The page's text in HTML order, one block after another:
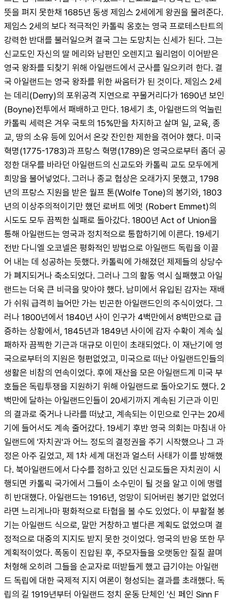
뜻을 펴지 못한채 1685년 동생 제임스 2세에게 왕권을 물려준다.
제임스 2세의 보다 적극적인 카톨릭 옹호는 영국 프로테스탄트의
강력한 반대를 불러일으켜 결국 그는 도망치는 신세가 된다. 그는
신교도인 자신의 딸 메리와 남편인 오렌지고 윌리엄이 이어받은
영국 왕좌를 되찾기 위해 아일랜드에서 군사를 일으키려 한다. 결
국 아일랜드는 영국 왕좌를 위한 싸움터가 된 것이다. 제임스 2세
는 데리(Derry)의 포위공격 지연으로 꾸물거리다가 1690년 보인
(Boyne)전투에서 패배하고 만다. 18세기 초, 아일랜드의 억눌린
카톨릭 세력은 겨우 국토의 15%만을 차지하고 살며 일, 교육, 종
교, 땅의 소유 등에 있어서 온갖 잔인한 제한을 겪어야 했다. 미국
혁명(1775-1783)과 프랑스 혁명(1789)은 영국으로부터 좀더 공
정한 대우를 바라던 아일랜드의 신교도와 카톨릭 교도 모두에게
희망을 불어넣었다. 그러나 종교 협상은 오래가지 못했고, 1798
년의 프랑스 지원을 받은 월프 톤(Wolfe Tone)의 봉기와, 1803
년의 이상주의적이기만 했던 로버트 에멋 (Robert Emmet)의
시도도 모두 끔찍한 실패로 돌아갔다. 1800년 Act of Union을
통해 아일랜드는 영국과 정치적으로 통합하기에 이른다. 19세기
전반 다니엘 오코넬은 평화적인 방법으로 아일랜드 독립을 이끌
어 내는 데 성공하는 듯했다. 카톨릭에 가해졌던 제제들의 상당수
가 폐지되거나 축소되었다. 그러나 그의 활동 역시 실패했고 아일
랜드는 더욱 큰 비극을 맞아야 했다. 남미에서 유입된 감자는 재배
가 쉬워 급격히 늘어만 가는 빈곤한 아일랜드인의 주식이었다. 그
러나 1800년에서 1840년 사이 인구가 4백만에서 8백만으로 급
증하는 상황에서, 1845년과 1849년 사이에 감자 수확이 계속 실
패하자 끔찍한 기근과 대규모 이민이 초래되었다. 이 재난기에 영
국으로부터의 지원은 형편없었고, 미국으로 떠난 아일랜드인들의
생활은 비참의 연속이었다. 후에 재산을 모은 아일랜드계 미국 부
호들은 독립투쟁을 지원하기 위해 아일랜드로 돌아오기도 했다. 2
백만에 달하는 아일랜드인들이 20세기까지 계속된 기근과 이민
의 결과로 죽거나 나라를 떠났고, 계속되는 이민으로 인구는 20세
기에 들어서도 계속 줄어갔다. 19세기 후반 영국 의회는 마침내 아
일랜드에 '자치권'과 어느 정도의 결정권을 주기 시작했으나 그 과
정은 아주 길었고, 제 1차 세계 대전과 얼스터 사태가 이를 방해했
다. 북아일랜드에서 다수를 점하고 있던 신교도들은 자치권이 시
행되면 카톨릭 국가에서 그들이 소수민이 될 것을 알고 이에 맹렬
히 반대했다. 아일랜드는 1916년, 엉망이 되어버린 봉기만 없었더
라면 느리게나마 평화적으로 타협을 볼 수도 있었다. 이 부활절 봉
기는 아일랜드 식으로, 말만 거창하고 별다른 계획도 없었으며 결
정적으로 대중의 지지도 받지 못한 것이었다. 영국의 반응 또한 무
계획적이었다. 폭동이 진압된 후, 주모자들을 오랫동안 질질 끌며
처형해 오히려 그들을 순교자로 떠받들게 했고 급기야는 아일랜
드 독립에 대한 국제적 지지 여론이 형성되는 결과를 초래했다. 독
립의 길 1919년부터 아일랜드 정치 운동 단체인 '신 페인 Sinn F